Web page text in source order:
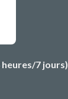
7 jours)